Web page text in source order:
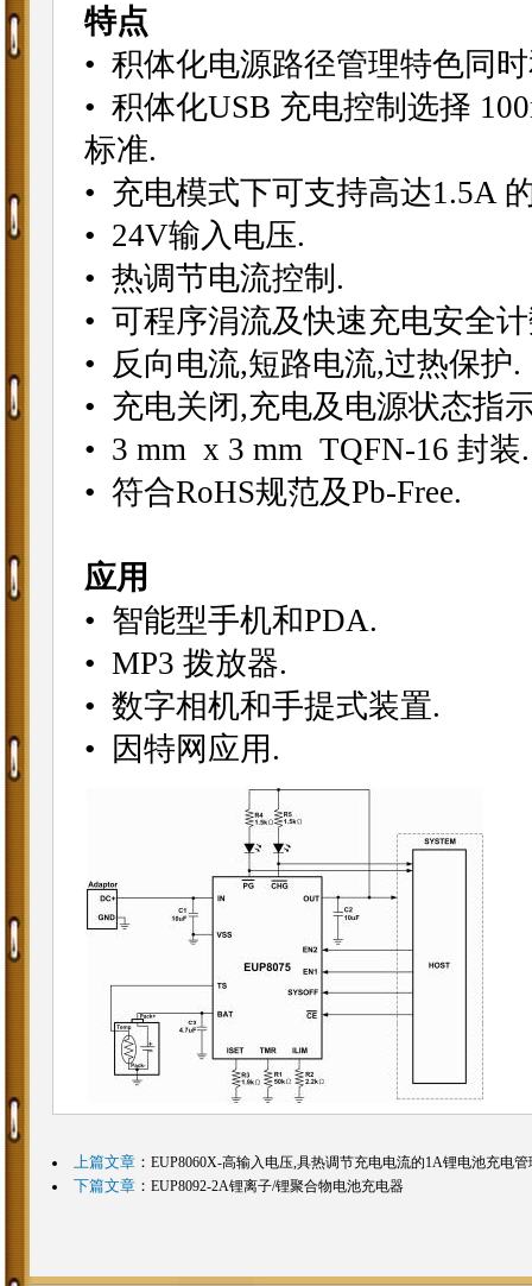
特点
• 积体化电源路径管理特色同
• 积体化USB 充电控制选择
标准.
• 充电模式下可支持高达1.5A
• 24V输入电压.
• 热调节电流控制.
• 可程序涓流及快速充电安全
• 反向电流,短路电流,过热保护.
• 充电关闭,充电及电源状态指
• 3 mm x 3 mm TQFN-16 封装.
• 符合RoHS规范及Pb-Free.
应用
• 智能型手机和PDA.
• MP3 拨放器.
• 数字相机和手提式装置.
• 因特网应用.
上篇文章： EUP8060X-高输入电压,具热调节充电电流的1A锂电池充电管
下篇文章： EUP8092-2A锂离子/锂聚合物电池充电器